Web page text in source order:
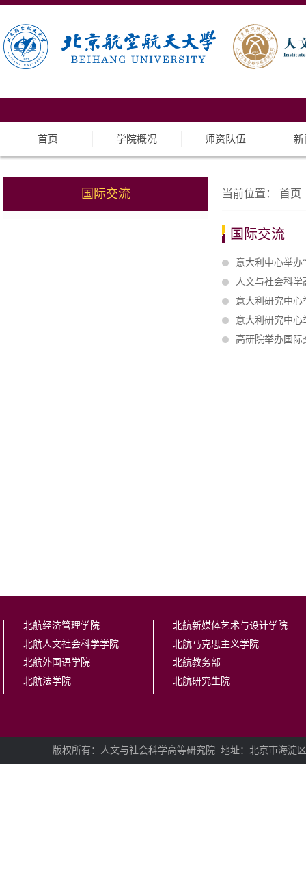
首页 学院概况 师资队伍 新
国际交流 当前位置： 首页
国际交流
意大利中心举办
人文与社会科学
意大利研究中心
意大利研究中心
高研院举办国际
北航经济管理学院
北航人文社会科学学院
北航外国语学院
北航法学院
北航新媒体艺术与设计学院
北航马克思主义学院
北航教务部
北航研究生院
版权所有：人文与社会科学高等研究院 地址：北京市海淀